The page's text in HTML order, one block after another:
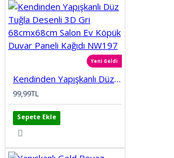
Yeni Geldi
Kendinden Yapışkanlı Düz Tuğla Desenli 3D Gri 68cmx68cm Salon Ev Köpük Duvar Paneli Kağıdı NW197
99,99TL
Sepete Ekle